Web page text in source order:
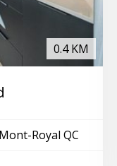
0.4 KM
Royal QC